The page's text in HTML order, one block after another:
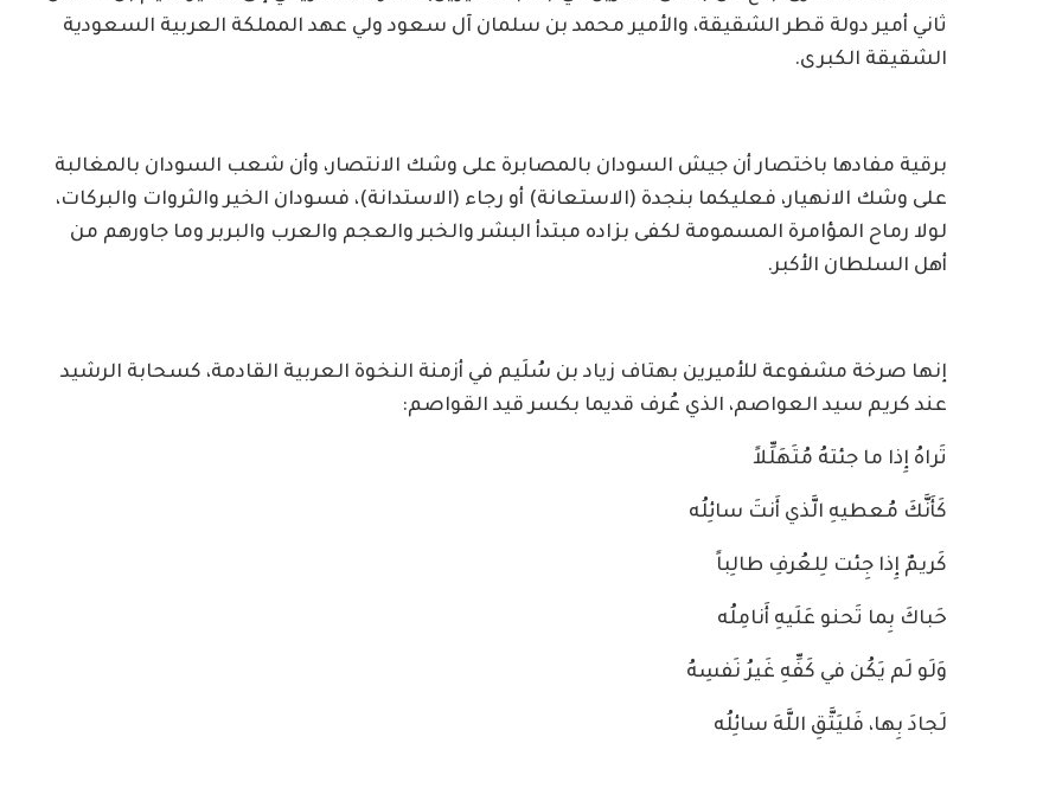
ثاني أمير دولة قطر الشقيقة، والأمير محمد بن سلمان آل سعود ولي عهد المملكة العربية السعودية
الشقيقة الكبرى.
برقية مفادها باختصار أن جيش السودان بالمصابرة على وشك الانتصار، وأن شعب السودان بالمغالبة
على وشك الانهيار، فعليكما بنجدة (الاستعانة) أو رجاء (الاستدانة)، فسودان الخير والثروات والبركات،
لولا رماح المؤامرة المسمومة لكفى بزاده مبتدأ البشر والخبر والعجم والعرب والبربر وما جاورهم من
أهل السلطان الأكبر.
إنها صرخة مشفوعة للأميرين بهتاف زياد بن سُلَيم في أزمنة النخوة العربية القادمة، كسحابة الرشيد
عند كريم سيد العواصم، الذي عُرف قديما بكسر قيد القواصم:
تَراهُ إِذا ما جئتهُ مُتَهَلِّلاً
كَأَنَّكَ مُعطيهِ الَّذي أَنتَ سائِلُه
كَريمٌ إِذا جِئت لِلعُرفِ طالِباً
حَباكَ بِما تَحنو عَلَيهِ أَنامِلُه
وَلَو لَم يَكُن في كَفِّهِ غَيرُ نَفسِهُ
لَجادَ بِها، فَليَتَّقِ اللَّهَ سائِلُه